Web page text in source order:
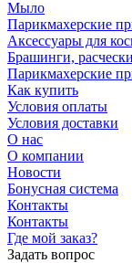
Мыло
Парикмахерские
Аксессуары для
Брашинги, расчески
Парикмахерские
Как купить
Условия оплаты
Условия доставки
О нас
О компании
Новости
Бонусная система
Контакты
Контакты
Где мой заказ?
Задать вопрос